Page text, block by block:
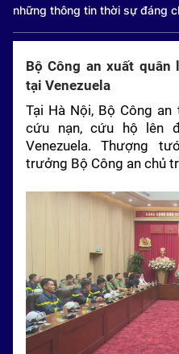
những thông tin thời sự đáng
Bộ Công an xuất
tại Venezuela
Tại Hà Nội, Bộ Công
cứu nạn, cứu hộ lên
Venezuela. Thượng
trưởng Bộ Công an chủ